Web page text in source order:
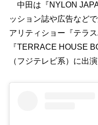
中田は『NYLON
ッション誌や広告など
アリティショー『テラ
『TERRACE HOUSE
（フジテレビ系）に出演